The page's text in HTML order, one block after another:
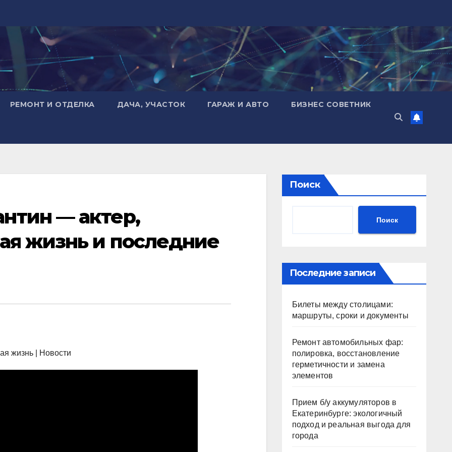
РЕМОНТ И ОТДЕЛКА ДАЧА, УЧАСТОК ГАРАЖ И АВТО БИЗНЕС СОВЕТНИК
— актер,
жизнь и последние
Поиск
Поиск
Последние записи
Билеты между столицами:
маршруты, сроки и документы
Ремонт автомобильных фар:
полировка, восстановление
герметичности и замена
элементов
Прием б/у аккумуляторов в
Екатеринбурге: экологичный
подход и реальная выгода для
города